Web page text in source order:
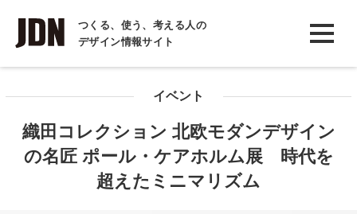
つくる、使う、考える人の
デザイン情報サイト
INTERVIEW
インタビュー
COLUMN
イベント
織田コレクション 北欧モダンデザイン
の名匠 ポール・ケアホルム展 時代を
超えたミニマリズム